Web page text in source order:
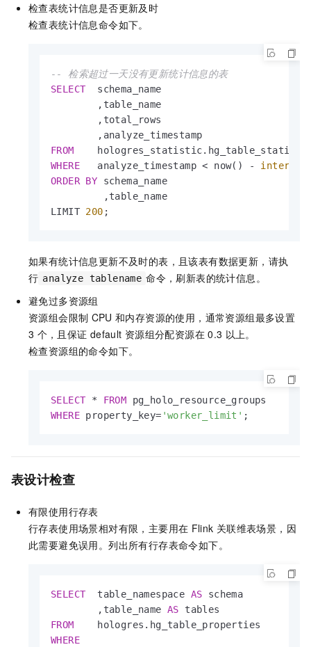
检查表统计信息是否更新及时
检查表统计信息命令如下。
-- 检索超过一天没有更新统计信息的表
SELECT
  schema_name
        ,table_name
        ,total_rows
FROM
WHERE
   analyze_timestamp
< now() -
interval
ORDER BY schema_name
         ,table_name
LIMIT 200 ;
如果有统计信息更新不及时的表，且该表有数据更新，请执
行 analyze tablename 命令，刷新表的统计信息。
避免过多资源组
资源组会限制 CPU 和内存资源的使用，通常资源组最多设置
3 个，且保证 default 资源组分配资源在 0.3 以上。
检查资源组的命令如下。
SELECT * FROM
WHERE property_key= 'worker_limit' ;
表设计检查
有限使用行存表
行存表使用场景相对有限，主要用在 Flink 关联维表场景，因
此需要避免误用。列出所有行存表命令如下。
SELECT
  table_namespace
AS schema
        ,table_name
AS
FROM
WHERE